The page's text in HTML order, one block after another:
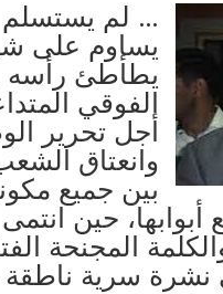
… لم
يساوم على
يطأطئ رأسه
الفوقي
أجل تحرير
وانعتاق
بين جميع
حين
المجنحة
نشرة سرية